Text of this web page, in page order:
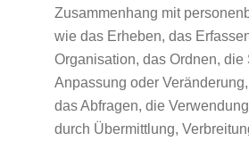
Zusammenhang mit
wie das Erheben, das
Organisation, das Ordnen,
Anpassung oder
das Abfragen, die
durch Übermittlung,